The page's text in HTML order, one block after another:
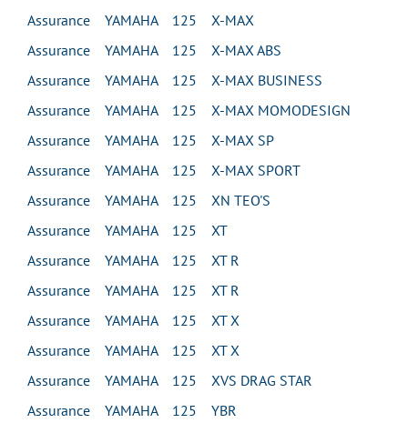
Assurance YAMAHA 125 X-MAX
Assurance YAMAHA 125 X-MAX ABS
Assurance YAMAHA 125 X-MAX BUSINESS
Assurance YAMAHA 125 X-MAX MOMODESIGN
Assurance YAMAHA 125 X-MAX SP
Assurance YAMAHA 125 X-MAX SPORT
Assurance YAMAHA 125 XN TEO'S
Assurance YAMAHA 125 XT
Assurance YAMAHA 125 XT R
Assurance YAMAHA 125 XT R
Assurance YAMAHA 125 XT X
Assurance YAMAHA 125 XT X
Assurance YAMAHA 125 XVS DRAG STAR
Assurance YAMAHA 125 YBR